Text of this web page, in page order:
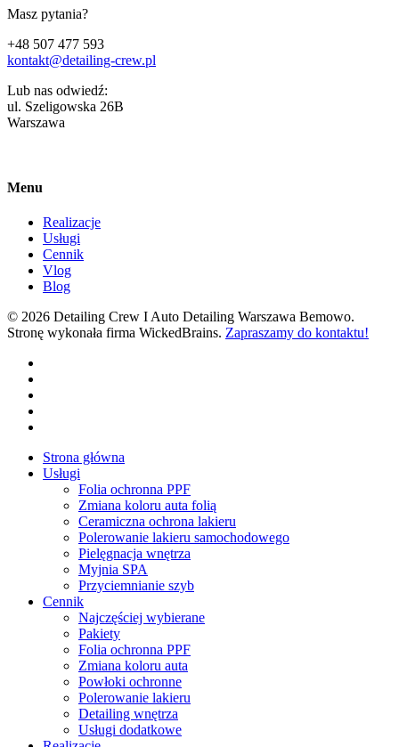
Masz pytania?
+48 507 477 593
kontakt@detailing-crew.pl
Lub nas odwiedź:
ul. Szeligowska 26B
Warszawa
Menu
Realizacje
Usługi
Cennik
Vlog
Blog
© 2026 Detailing Crew I Auto Detailing Warszawa Bemowo.
Stronę wykonała firma WickedBrains. Zapraszamy do kontaktu!
Close
Menu
Strona główna
Usługi
Folia ochronna PPF
Zmiana koloru auta folią
Ceramiczna ochrona lakieru
Polerowanie lakieru samochodowego
Pielęgnacja wnętrza
Myjnia SPA
Przyciemnianie szyb
Cennik
Najczęściej wybierane
Pakiety
Folia ochronna PPF
Zmiana koloru auta
Powłoki ochronne
Polerowanie lakieru
Detailing wnętrza
Usługi dodatkowe